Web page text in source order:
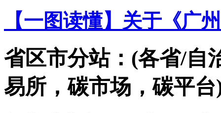
【一图读懂】关于《广
省区市分站：(各省/自
易所，碳市场，碳平台